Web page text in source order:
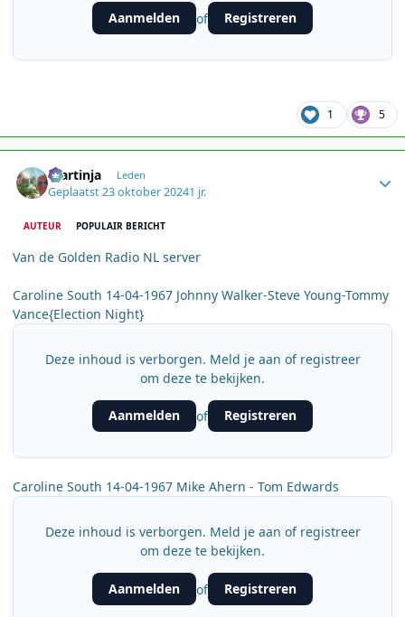
Aanmelden of Registreren
1 5
martinja Leden
Geplaatst23 oktober 20241 jr.
AUTEUR POPULAIR BERICHT
Van de Golden Radio NL server
Caroline South 14-04-1967 Johnny Walker-Steve Young-Tommy
Vance{Election Night}
Deze inhoud is verborgen. Meld je aan of registreer
om deze te bekijken.
Aanmelden of Registreren
Caroline South 14-04-1967 Mike Ahern - Tom Edwards
Deze inhoud is verborgen. Meld je aan of registreer
om deze te bekijken.
Aanmelden of Registreren